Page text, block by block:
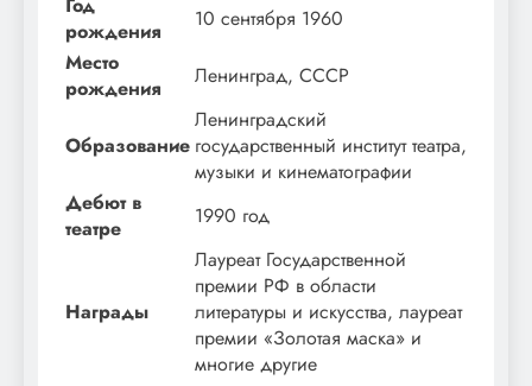
Год
рождения
10 сентября 1960
Место
рождения
Ленинград, СССР
Образование
Ленинградский
государственный институт театра,
музыки и кинематографии
Дебют в
театре
1990 год
Награды
Лауреат Государственной
премии РФ в области
литературы и искусства, лауреат
премии «Золотая маска» и
многие другие